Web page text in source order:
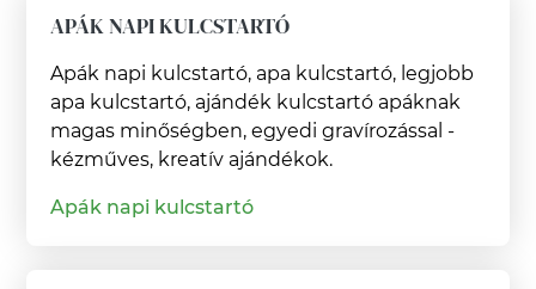
APÁK NAPI KULCSTARTÓ
Apák napi kulcstartó, apa kulcstartó, legjobb
apa kulcstartó, ajándék kulcstartó apáknak
magas minőségben, egyedi gravírozással -
kézműves, kreatív ajándékok.
Apák napi kulcstartó